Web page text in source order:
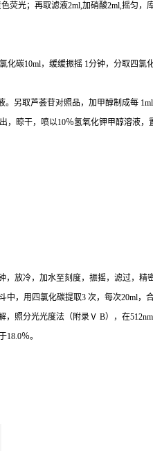
色荧光；再取滤液2ml,加硝酸2ml,摇匀，
化碳10ml，缓缓振摇 1分钟，分取四氯
。另取芦荟苷对照品，加甲醇制成每 1ml
，晾干，喷以10％氢氧化钾甲醇溶液，
，放冷，加水至刻度，振摇，滤过，精
中，用四氯化碳提取3 次，每次20ml，
，照分光光度法（附录Ⅴ B），在512nm
18.0％。